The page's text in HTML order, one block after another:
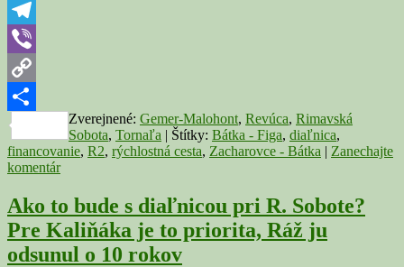
WhatsApp
Telegram
Viber
Copy
Link
Share
Zverejnené: Gemer-Malohont, Revúca, Rimavská
Sobota, Tornaľa | Štítky: Bátka - Figa, diaľnica,
financovanie, R2, rýchlostná cesta, Zacharovce - Bátka | Zanechajte
komentár
Ako to bude s diaľnicou pri R. Sobote?
Pre Kaliňáka je to priorita, Ráž ju
odsunul o 10 rokov